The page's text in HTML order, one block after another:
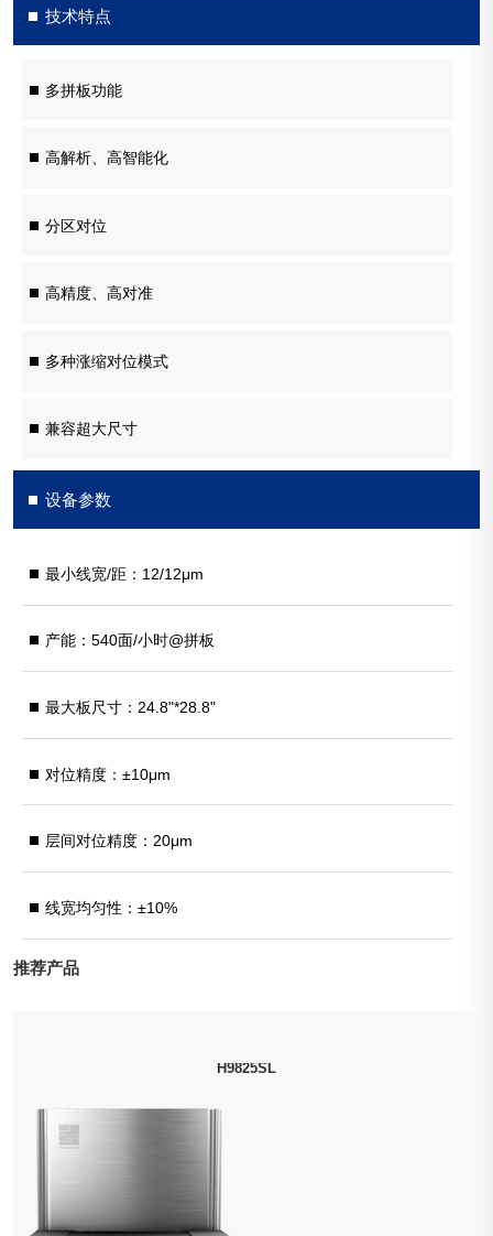
技术特点
多拼板功能
高解析、高智能化
分区对位
高精度、高对准
多种涨缩对位模式
兼容超大尺寸
设备参数
最小线宽/距：12/12μm
产能：540面/小时@拼板
最大板尺寸：24.8"*28.8"
对位精度：±10μm
层间对位精度：20μm
线宽均匀性：±10%
推荐产品
H9825SL